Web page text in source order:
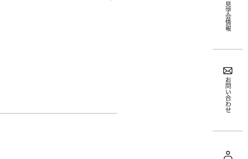
見学会情報
お問い合わせ